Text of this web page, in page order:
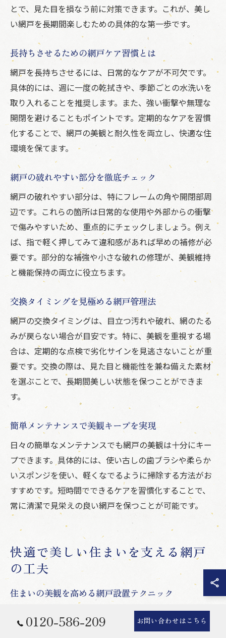
とで、見た目を損なう前に対策できます。これが、美し
い網戸を長期間楽しむための具体的な第一歩です。
長持ちさせるための網戸ケア習慣とは
網戸を長持ちさせるには、日常的なケアが不可欠です。
具体的には、週に一度の乾拭きや、季節ごとの水洗いを
取り入れることを推奨します。また、強い衝撃や無理な
開閉を避けることもポイントです。定期的なケアを習慣
化することで、網戸の美観と耐久性を両立し、快適な住
環境を保てます。
網戸の破れやすい部分を徹底チェック
網戸の破れやすい部分は、特にフレームの角や開閉部周
辺です。これらの箇所は日常的な使用や外部からの衝撃
で傷みやすいため、重点的にチェックしましょう。例え
ば、指で軽く押してみて違和感があれば早めの補修が必
要です。部分的な補強や小さな破れの修理が、美観維持
と機能保持の両立に役立ちます。
交換タイミングを見極める網戸管理法
網戸の交換タイミングは、目立つ汚れや破れ、網のたる
みが戻らない場合が目安です。特に、美観を重視する場
合は、定期的な点検で劣化サインを見逃さないことが重
要です。交換の際は、見た目と機能性を兼ね備えた素材
を選ぶことで、長期間美しい状態を保つことができま
す。
簡単メンテナンスで美観キープを実現
日々の簡単なメンテナンスでも網戸の美観は十分にキー
プできます。具体的には、使い古しの歯ブラシや柔らか
いスポンジを使い、軽くなでるように掃除する方法がお
すすめです。短時間でできるケアを習慣化することで、
常に清潔で見栄えの良い網戸を保つことが可能です。
快適で美しい住まいを支える網戸
の工夫
住まいの美観を高める網戸設置テクニック
網戸は住まいの外観や室内の印象を左右する重要な要素
です。美観を高めるには、網戸の設置位置やサイズを窓
0120-586-209 お問い合わせはこちら